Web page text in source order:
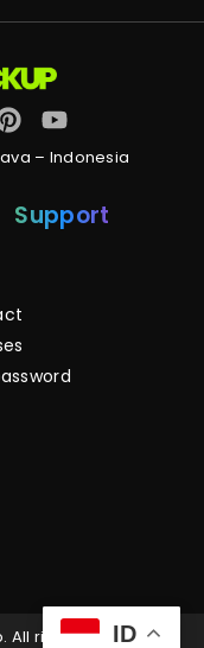
– Indonesia
Support
rights reserved. |
ID